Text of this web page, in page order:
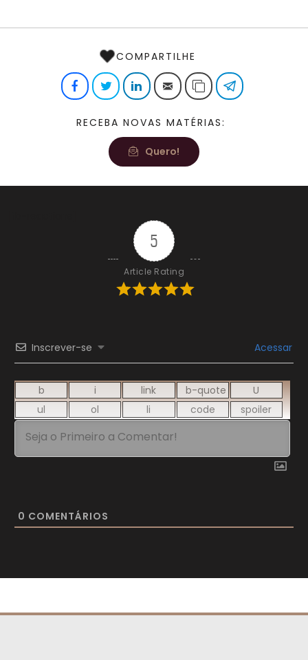
COMPARTILHE
FacebookTwitterLinkedInE-mailCopiar linkTelegram
RECEBA NOVAS MATÉRIAS:
Quero!
5
Article Rating
Inscrever-se Acessar
0 COMENTÁRIOS